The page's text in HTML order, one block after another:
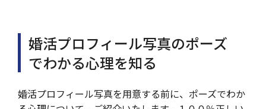
婚活プロフィール写真のポーズ
でわかる心理を知る
婚活プロフィール写真を用意する前に、ポーズでわか